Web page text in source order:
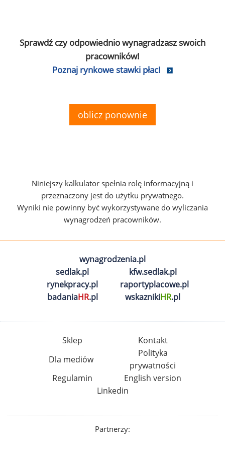
Sprawdź czy odpowiednio wynagradzasz swoich
pracowników!
Poznaj rynkowe stawki płac!
oblicz ponownie
Niniejszy kalkulator spełnia rolę informacyjną i
przeznaczony jest do użytku prywatnego.
Wyniki nie powinny być wykorzystywane do wyliczania
wynagrodzeń pracowników.
wynagrodzenia.pl
sedlak.pl
kfw.sedlak.pl
rynekpracy.pl
raportyplacowe.pl
badaniaHR.pl wskaznikiHR.pl
Sklep
Kontakt
Dla mediów
Polityka
prywatności
Regulamin
English version
Linkedin
Partnerzy: